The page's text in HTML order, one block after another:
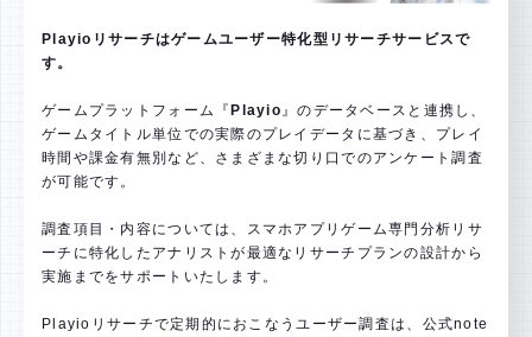
Playioリサーチはゲームユーザー特化型リサーチサービスで
す。
ゲームプラットフォーム『 Playio』のデータベースと連携し、
ゲームタイトル単位での実際のプレイデータに基づき、プレイ
時間や課金有無別など、さまざまな切り口でのアンケート調査
が可能です。
調査項目・内容については、スマホアプリゲーム専門分析リサ
ーチに特化したアナリストが最適なリサーチプランの設計から
実施までをサポートいたします。
Playioリサーチで定期的におこなうユーザー調査は、公式note